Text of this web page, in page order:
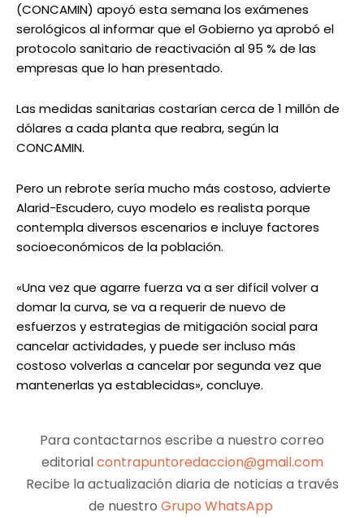
(CONCAMIN) apoyó esta semana los exámenes
serológicos al informar que el Gobierno ya aprobó el
protocolo sanitario de reactivación al 95 % de las
empresas que lo han presentado.
Las medidas sanitarias costarían cerca de 1 millón de
dólares a cada planta que reabra, según la
CONCAMIN.
Pero un rebrote sería mucho más costoso, advierte
Alarid-Escudero, cuyo modelo es realista porque
contempla diversos escenarios e incluye factores
socioeconómicos de la población.
«Una vez que agarre fuerza va a ser difícil volver a
domar la curva, se va a requerir de nuevo de
esfuerzos y estrategias de mitigación social para
cancelar actividades, y puede ser incluso más
costoso volverlas a cancelar por segunda vez que
mantenerlas ya establecidas», concluye.
Para contactarnos escribe a nuestro correo
editorialcontrapuntoredaccion@gmail.com
Recibe la actualización diaria de noticias a través
de nuestro Grupo WhatsApp